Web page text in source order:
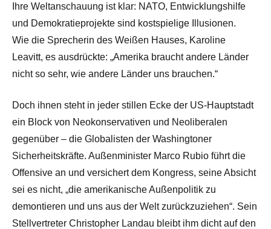
Ihre Weltanschauung ist klar: NATO, Entwicklungshilfe
und Demokratieprojekte sind kostspielige Illusionen.
Wie die Sprecherin des Weißen Hauses, Karoline
Leavitt, es ausdrückte: „Amerika braucht andere Länder
nicht so sehr, wie andere Länder uns brauchen.“
Doch ihnen steht in jeder stillen Ecke der US-Hauptstadt
ein Block von Neokonservativen und Neoliberalen
gegenüber – die Globalisten der Washingtoner
Sicherheitskräfte. Außenminister Marco Rubio führt die
Offensive an und versichert dem Kongress, seine Absicht
sei es nicht, „die amerikanische Außenpolitik zu
demontieren und uns aus der Welt zurückzuziehen“. Sein
Stellvertreter Christopher Landau bleibt ihm dicht auf den